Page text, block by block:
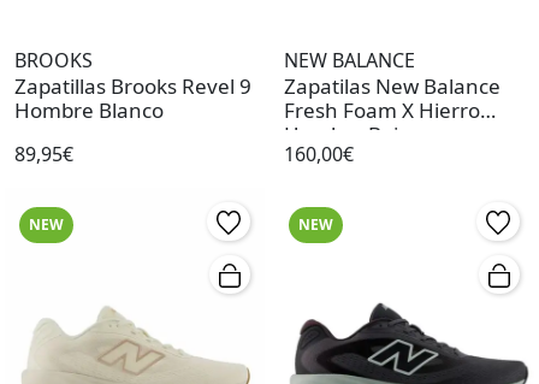
BROOKS
Zapatillas Brooks Revel 9
Hombre Blanco
89,95€
NEW BALANCE
Zapatilas New Balance
Fresh Foam X Hierro
Hombre Beige
160,00€
NEW NEW